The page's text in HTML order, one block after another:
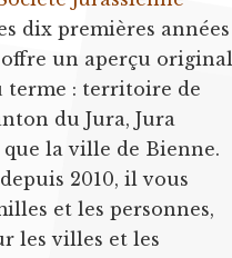
dix premières années
un aperçu original
terme : territoire de
du Jura, Jura
la ville de Bienne.
2010, il vous
et les personnes,
les villes et les